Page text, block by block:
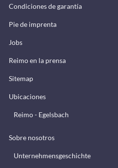
Condiciones de garantía
Pie de imprenta
Jobs
Reimo en la prensa
Sitemap
Ubicaciones
Reimo - Egelsbach
Sobre nosotros
Unternehmensgeschichte